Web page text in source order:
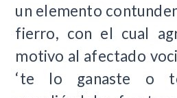
un elemento
fierro, con el cual
motivo al afectado
‘te lo ganaste o